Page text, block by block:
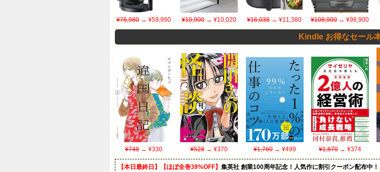
¥76,980 → ¥59,990 ¥10,900→ ¥10,020 ¥16,038→ ¥11,380 ¥108,900→ ¥98,900
Kindle お得なセール
¥748 → ¥330 ¥528→ ¥370 ¥1,760→ ¥499 ¥1,870→ ¥374
【本日最終日】【ほぼ全巻39%OFF】 集英社 創業100周年記念！人気作に割引クーポン配布中！